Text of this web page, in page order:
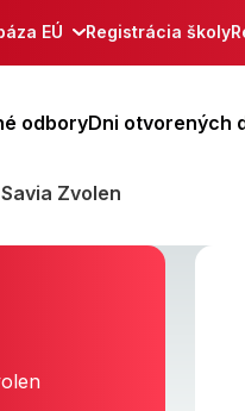
EÚ Registrácia školy
odboryDni otvorených
Zvolen